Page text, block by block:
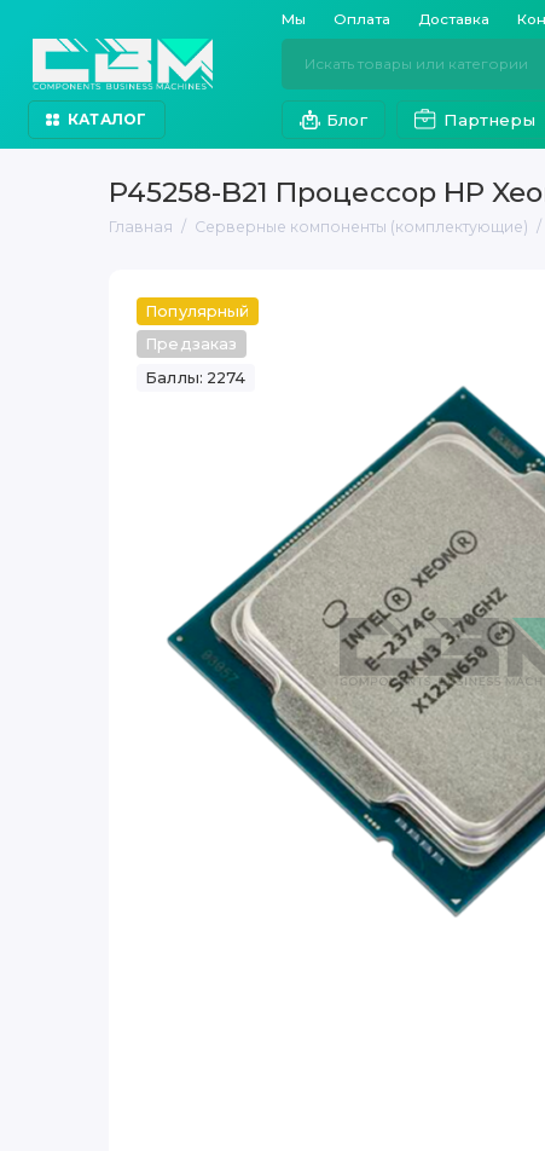
Мы Оплата Доставка
КАТАЛОГ Блог Партнеры
P45258-B21 Процессор HP
Главная Серверные компоненты (комплектующие)
Популярный
Предзаказ
Баллы: 2274